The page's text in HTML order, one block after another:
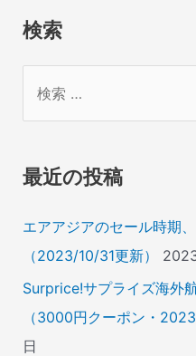
検索
象
最近の投稿
エアアジアのセール時期
（2023/10/31更新）
Surprice!サプライズ海外
（3000円クーポン・
日